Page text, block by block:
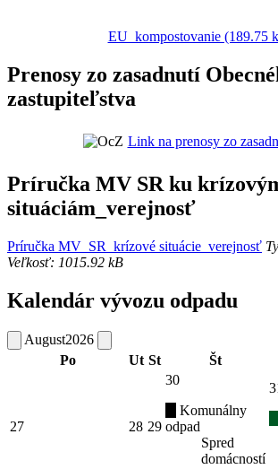
EU_kompostovanie (189.75
Prenosy zo zasadnutí
zastupiteľstva
Link na prenosy zo
Príručka MV SR ku
situáciám_verejnosť
Príručka MV_SR_krízové situácie_verejnosť
Veľkosť: 1015.92 kB
Kalendár vývozu odpadu
August2026
Po
Ut St Št
27 28 29
30
Komunálny
odpad
Spred
domácností